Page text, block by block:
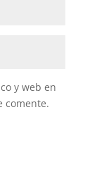
y web en
comente.